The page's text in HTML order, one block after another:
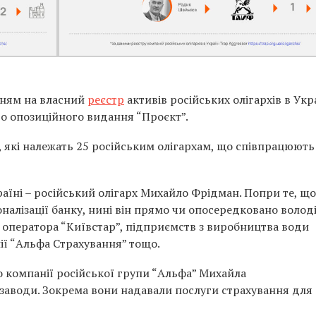
на власний реєстр активів російських олігархів в
опозиційного видання “Проєкт”.
належать 25 російським олігархам, що співпрацюють
– російський олігарх Михайло Фрідман. Попри те,
банку, нині він прямо чи опосередковано
оператора “Київстар”, підприємств з виробництва води
“Альфа Страхування” тощо.
російської групи “Альфа” Михайла
Зокрема вони надавали послуги страхування для